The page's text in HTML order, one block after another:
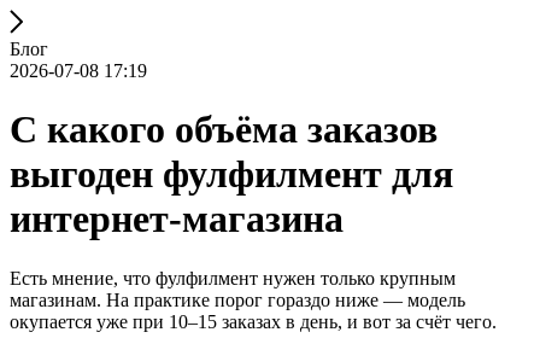
Блог
2026-07-08 17:19
С какого объёма заказов
выгоден фулфилмент для
интернет-магазина
Есть мнение, что фулфилмент нужен только крупным
магазинам. На практике порог гораздо ниже — модель
окупается уже при 10–15 заказах в день, и вот за счёт чего.